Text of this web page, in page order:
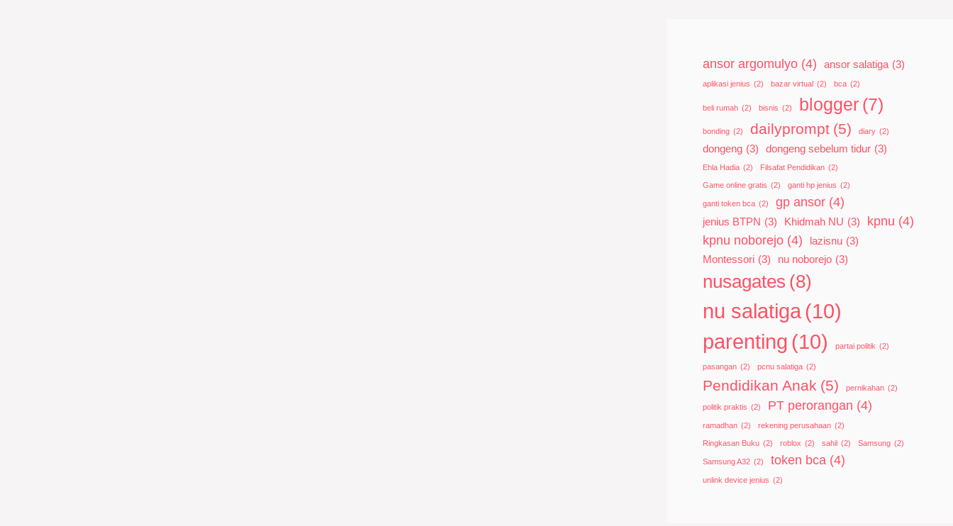
ansor argomulyo (4) ansor salatiga (3)
aplikasi jenius (2) bazar virtual (2) bca (2)
beli rumah (2) bisnis (2) blogger (7)
bonding (2) dailyprompt (5) diary (2)
dongeng (3) dongeng sebelum tidur (3)
Ehla Hadia (2) Filsafat Pendidikan (2)
Game online gratis (2) ganti hp jenius (2)
ganti token bca (2) gp ansor (4)
jenius BTPN (3) Khidmah NU (3) kpnu (4)
kpnu noborejo (4) lazisnu (3)
Montessori (3) nu noborejo (3)
nusagates (8)
nu salatiga(10)
parenting (10) partai politik (2)
pasangan (2) pcnu salatiga (2)
Pendidikan Anak (5) pernikahan (2)
politik praktis (2) PT perorangan (4)
ramadhan (2) rekening perusahaan (2)
Ringkasan Buku (2) roblox (2) sahil (2) Samsung (2)
Samsung A32 (2) token bca (4)
unlink device jenius (2)